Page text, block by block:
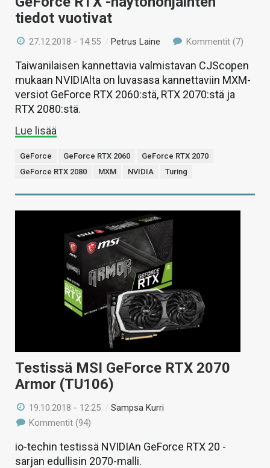
tiedot vuotivat
27.12.2018 - 14:55 /Petrus Laine Kommentit (7)
Taiwanilaisen kannettavia valmistavan CJScopen
mukaan NVIDIAlta on luvasasa kannettaviin MXM-
versiot GeForce RTX 2060:stä, RTX 2070:stä ja
RTX 2080:stä.
Lue lisää
GeForce GeForce RTX 2060
GeForce RTX 2070
GeForce RTX 2080
MXM NVIDIA Turing
Testissä MSI GeForce RTX 2070
Armor (TU106)
19.10.2018 - 12:25 /Sampsa Kurri
Kommentit (94)
io-techin testissä NVIDIAn GeForce RTX 20 -
sarjan edullisin 2070-malli.